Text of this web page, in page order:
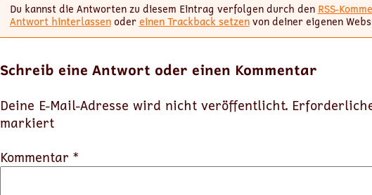
Du kannst die Antworten zu diesem Eintrag verfolgen durch den RSS-
Antwort hinterlassenodereinen Trackback setzenvon deiner eigenen
Schreib eine Antwort oder einen Kommentar
Deine E-Mail-Adresse wird nicht veröffentlicht.
markiert
Kommentar *